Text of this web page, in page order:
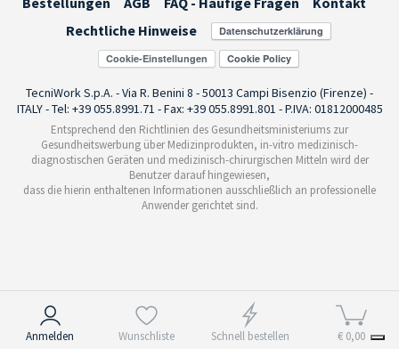
Anmelden Wunschliste Schnell bestellen € 0,00
Rechtliche Hinweise
Cookie-Einstellungen
TecniWork S.p.A. - Via R. Benini 8 - 50013 Campi Bisenzio (Firenze) -
ITALY - Tel: +39 055.8991.71 - Fax: +39 055.8991.801 - P.IVA: 01812000485
Entsprechend den Richtlinien des Gesundheitsministeriums zur
Gesundheitswerbung über Medizinprodukten, in-vitro medizinisch-
diagnostischen Geräten und medizinisch-chirurgischen Mitteln wird der
Benutzer darauf hingewiesen,
dass die hierin enthaltenen Informationen ausschließlich an professionelle
Anwender gerichtet sind.
Hinweis bei Erhebung